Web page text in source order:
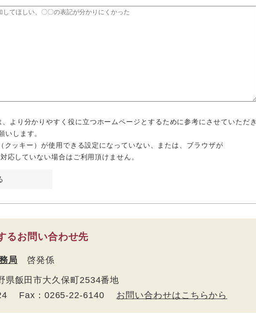
より分かりやすく役に立つホームページとするために参考にさせていただき
いします。
ッキー）が使用できる設定になっていない、または、ブラウザが
応していない場合はご利用頂けません。
るお問い合わせ先
局 啓発係
飯田市大久保町2534番地
Fax：0265-22-6140 お問い合わせはこちらから